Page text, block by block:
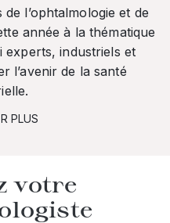
l’ophtalmologie et de
année à la thématique
experts, industriels et
l’avenir de la santé
PLUS
votre